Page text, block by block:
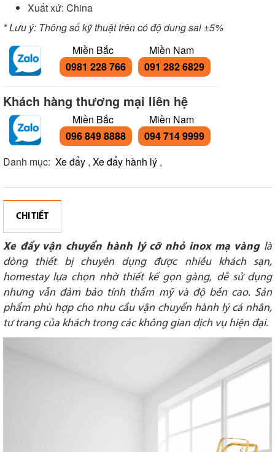
Xuất xứ: China
* Lưu ý: Thông số kỹ thuật trên có độ dung sai ±5%
Miền Bắc
0981 228 766
Miền Nam
091 282 6829
Khách hàng thương mại liên hệ
Miền Bắc
096 849 8888
Miền Nam
094 714 9999
Danh mục: Xe đẩy , Xe đẩy hành lý ,
CHI TIẾT
Xe đẩy vận chuyển hành lý cỡ nhỏ inox mạ vànglà
dòng thiết bị chuyên dụng được nhiều khách sạn,
homestay lựa chọn nhờ thiết kế gọn gàng, dễ sử dụng
nhưng vẫn đảm bảo tính thẩm mỹ và độ bền cao. Sản
phẩm phù hợp cho nhu cầu vận chuyển hành lý cá nhân,
tư trang của khách trong các không gian dịch vụ hiện đại.